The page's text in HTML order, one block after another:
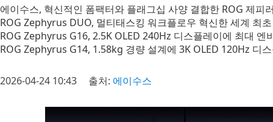
에이수스, 혁신적인 폼팩터와 플래그십 사양 결합한 ROG 제피
ROG Zephyrus DUO, 멀티태스킹 워크플로우 혁신한 세계 최
ROG Zephyrus G16, 2.5K OLED 240Hz 디스플레이에 최대 엔
ROG Zephyrus G14, 1.58kg 경량 설계에 3K OLED 120Hz 디
2026-04-24 10:43 출처: 에이수스